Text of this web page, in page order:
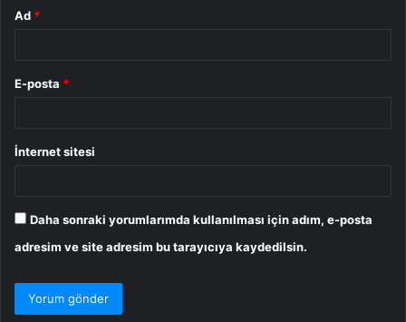
Ad *
E-posta *
İnternet sitesi
Daha sonraki yorumlarımda kullanılması için adım, e-posta
adresim ve site adresim bu tarayıcıya kaydedilsin.